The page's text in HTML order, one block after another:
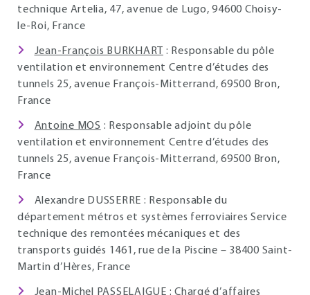
technique Artelia, 47, avenue de Lugo, 94600 Choisy-
le-Roi, France
Jean-François BURKHART
: Responsable du pôle
ventilation et environnement Centre d’études des
tunnels 25, avenue François-Mitterrand, 69500 Bron,
France
Antoine MOS : Responsable adjoint du pôle
ventilation et environnement Centre d’études des
tunnels 25, avenue François-Mitterrand, 69500 Bron,
France
Alexandre DUSSERRE : Responsable du
département métros et systèmes ferroviaires Service
technique des remontées mécaniques et des
transports guidés 1461, rue de la Piscine – 38400 Saint-
Martin d’Hères, France
Jean-Michel PASSELAIGUE : Chargé d’affaires